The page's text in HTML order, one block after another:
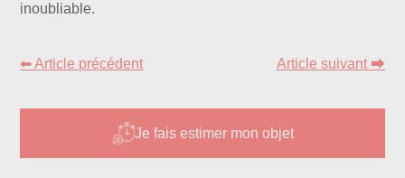
inoubliable.
⬅ Article précédent Article suivant ⮕
Je fais estimer mon objet